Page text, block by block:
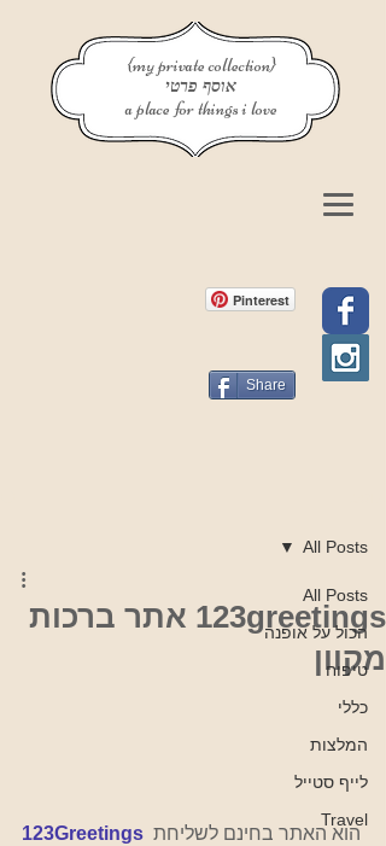
{my private collection}
אוסף פרטי
a place for things i love
Pinterest
Share
All Posts
הכול על אופנה
טיפוח
כללי
המלצות
לייף סטייל
Travel
All Posts
123greetings אתר ברכות
מקוון
123Greetings